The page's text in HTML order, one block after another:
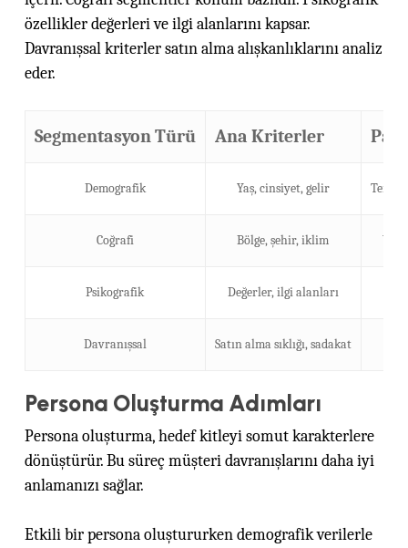
özellikler değerleri ve ilgi alanlarını kapsar.
Davranışsal kriterler satın alma alışkanlıklarını analiz
eder.
Segmentasyon Türü Ana Kriterler
Demografik Yaş, cinsiyet, gelir Temel
Coğrafi Bölge, şehir, iklim
Psikografik Değerler, ilgi alanları
Davranışsal Satın alma sıklığı, sadakat
Persona Oluşturma Adımları
Persona oluşturma, hedef kitleyi somut karakterlere
dönüştürür. Bu süreç müşteri davranışlarını daha iyi
anlamanızı sağlar.
Etkili bir persona oluştururken demografik verilerle